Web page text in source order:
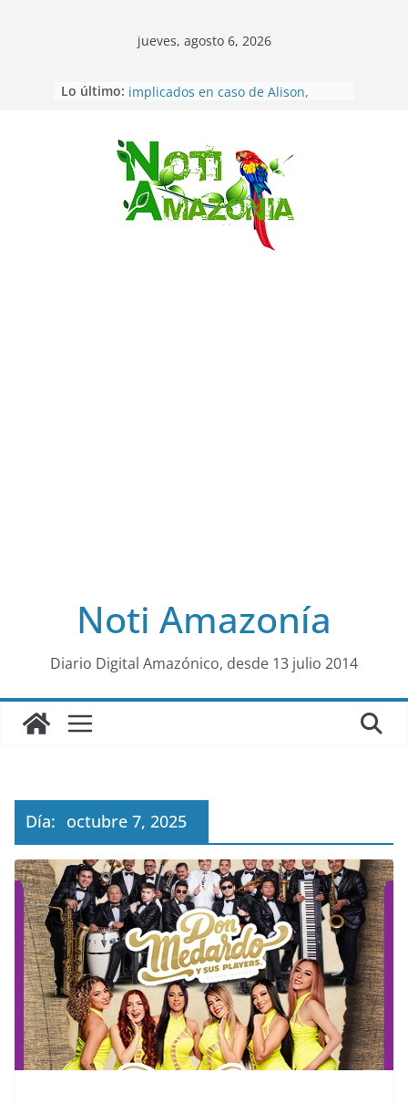
Saltar
al
jueves, agosto 6, 2026
Lo último: Sentencian a 34 años de prisión a
Vozinha, el arquero sensación de
cabo Verde, ya llegó para
incorporarse a Colo Colo de Chile
Pastaza: la parroquia Diez de
Agosto eligió a su nueva reina por
La “deuda de sueño”: una alerta
Noti Amazonía
Diario Digital Amazónico, desde 13 julio 2014
Día: octubre 7, 2025